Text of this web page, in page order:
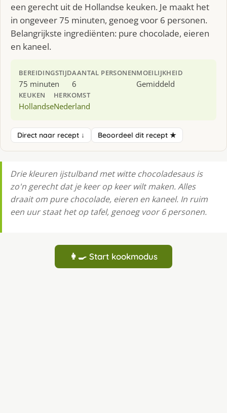
een gerecht uit de Hollandse keuken. Je maakt het
in ongeveer 75 minuten, genoeg voor 6 personen.
Belangrijkste ingrediënten: pure chocolade, eieren
en kaneel.
BEREIDINGSTIJD
75 minuten
AANTAL PERSONEN
6
MOEILIJKHEID
Gemiddeld
KEUKEN
Hollandse
HERKOMST
Nederland
Direct naar recept ↓ Beoordeel dit recept ★
Drie kleuren ijstulband met witte chocoladesaus is
zo'n gerecht dat je keer op keer wilt maken. Alles
draait om pure chocolade, eieren en kaneel. In ruim
een uur staat het op tafel, genoeg voor 6 personen.
👩‍🍳 Start kookmodus